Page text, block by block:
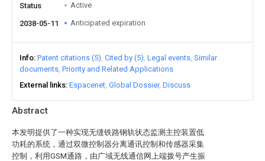
Abstract
本发明提供了一种实现无缝铁路钢轨状态监测主控装置低
功耗的系统，通过双微控制器分离通讯控制和传感器采集
控制，利用GSM通路，由广域无线通信网上端拨号产生振
Status Active
2038-05-11 Anticipated expiration
Info Patent citations (5) Cited by (5) Legal events Similar
documents Priority and Related Applications
External links Espacenet Global Dossier Discuss